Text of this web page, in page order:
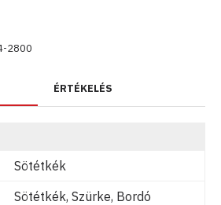
2800
ÉRTÉKELÉS
Sötétkék
Sötétkék, Szürke, Bordó